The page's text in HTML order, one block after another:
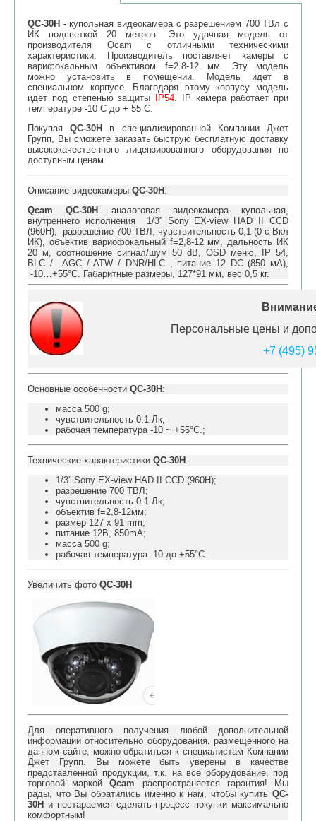
QC-30H -купольная видеокамера с разрешением 700 ТВл с
ИК подсветкой 20 метров. Это удачная модель от
производителя Qcam с отличными техническими
характеристики. Производитель поставляет камеры с
варифокальным объективом f=2.8-12 мм. Эту модель
можно установить в помещении. Модель идет в
специальном корпусе. Благодаря этому корпусу модель
идет под степенью защиты
IP54. IP камера работает при
температуре -10 C до + 55 C.
ПокупаяQC-30H в специализированной Компании Джет
Групп, Вы сможете заказать быструю бесплатную доставку
высококачественного лицензированного оборудования по
доступным ценам.
Описание видеокамеры QC-30H :
QcamQC-30H
аналоговая видеокамера купольная,
внутреннего исполнения 1/3” Sony EX-view HAD II CCD
(960H), разрешение 700 ТВЛ, чувствительность 0,1 (0 с Вкл
ИК), объектив вариофокальный f=2,8-12 мм, дальность ИК
20 м, соотношение сигнал/шум 50 dB, OSD меню, IP 54,
BLC / AGC / ATW / DNR/HLC , питание 12 DC (850 мА),
-10…+55°C. Габаритные размеры, 127*91 мм, вес 0,5 кг.
Персональные цены и
+7 (495)
Основные особенности QC-30H:
масса 500 g;
чувствительность 0.1 Лк;
рабочая температура -10 ~ +55°C.;
Технические характеристики QC-30H:
1/3” Sony EX-view HAD II CCD (960H);
разрешение 700 ТВЛ;
чувствительность 0.1 Лк;
объектив f=2,8-12мм;
размер 127 x 91 mm;
питание 12В, 850mA;
масса 500 g;
рабочая температура -10 до +55°C..
Увеличить фото QC-30H
Для оперативного получения любой дополнительной
информации относительно оборудования, размещенного на
данном сайте, можно обратиться к специалистам Компании
Джет Групп. Вы можете быть уверены в качестве
представленной продукции, т.к. на все оборудование, под
торговой маркойQcam распространяется гарантия! Мы
рады, что Вы обратились именно к нам, чтобы купить QC-
30H и постараемся сделать процесс покупки максимально
комфортным!